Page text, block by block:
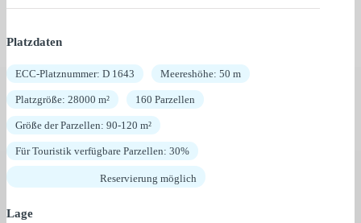
Platzdaten
ECC-Platznummer: D 1643 Meereshöhe: 50 m
Platzgröße: 28000 m² 160 Parzellen
Größe der Parzellen: 90-120 m²
Für Touristik verfügbare Parzellen: 30%
Reservierung möglich
Lage